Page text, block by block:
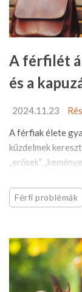
A férfilét
és a
2024.11.23
A férfiak élete
küzdelmek
„erősek”,
Férfi problémák